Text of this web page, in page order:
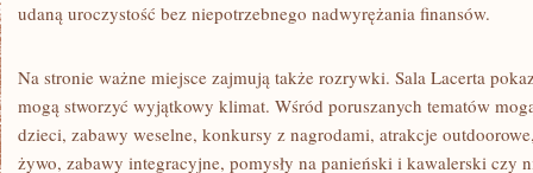
udaną uroczystość bez niepotrzebnego nadwyrężania finansów.
Na stronie ważne miejsce zajmują także rozrywki. Sala Lacerta
mogą stworzyć wyjątkowy klimat. Wśród poruszanych tematów
dzieci, zabawy weselne, konkursy z nagrodami, atrakcje
żywo, zabawy integracyjne, pomysły na panieński i kawalerski czy